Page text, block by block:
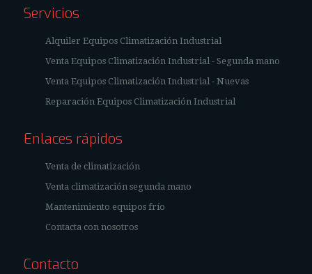
Servicios
Alquiler Equipos Climatización Industrial
Venta Equipos Climatización Industrial - Segunda mano
Venta Equipos Climatización Industrial - Nuevas
Reparación Equipos Climatización Industrial
Enlaces rápidos
Venta de climatización
Venta climatización segunda mano
Mantenimiento equipos frío
Contacta con nosotros
Contacto